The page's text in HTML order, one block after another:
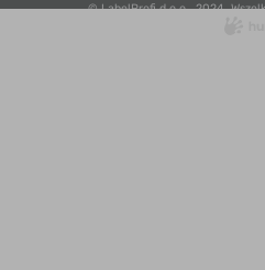
© LabelProfi d.o.o., 2024.